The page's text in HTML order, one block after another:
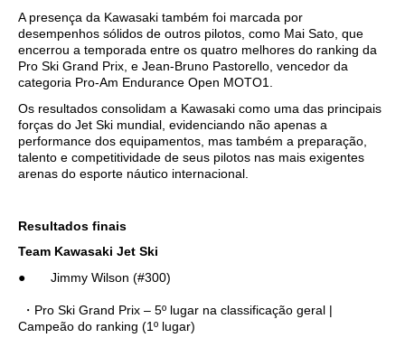
A presença da Kawasaki também foi marcada por
desempenhos sólidos de outros pilotos, como Mai Sato, que
encerrou a temporada entre os quatro melhores do ranking da
Pro Ski Grand Prix, e Jean-Bruno Pastorello, vencedor da
categoria Pro-Am Endurance Open MOTO1.
Os resultados consolidam a Kawasaki como uma das principais
forças do Jet Ski mundial, evidenciando não apenas a
performance dos equipamentos, mas também a preparação,
talento e competitividade de seus pilotos nas mais exigentes
arenas do esporte náutico internacional.
Resultados finais
Team Kawasaki Jet Ski
● Jimmy Wilson (#300)
・Pro Ski Grand Prix – 5º lugar na classificação geral |
Campeão do ranking (1º lugar)